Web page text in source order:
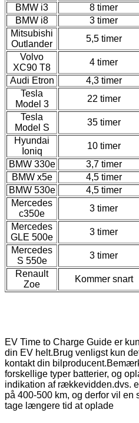
BMW i3
8 timer
BMW i8
3 timer
Mitsubishi
Outlander
5,5 timer
Volvo
XC90 T8
4 timer
Audi Etron
4,3 timer
Tesla
Model 3
22 timer
Tesla
Model S
35 timer
Hyundai
Ioniq
10 timer
BMW 330e
3,7 timer
BMW x5e
4,5 timer
BMW 530e
4,5 timer
Mercedes
c350e
3 timer
Mercedes
GLE 500e
3 timer
Mercedes
S 550e
3 timer
Renault
Zoe
Kommer snart
EV Time to Charge Guide er
din EV helt.Brug venligst kun
kontakt din
forskellige typer batterier, og
indikation af rækkevidden.dvs.
på 400-500 km, og derfor vil en
tage længere tid at oplade